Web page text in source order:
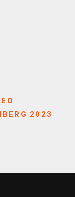
2023